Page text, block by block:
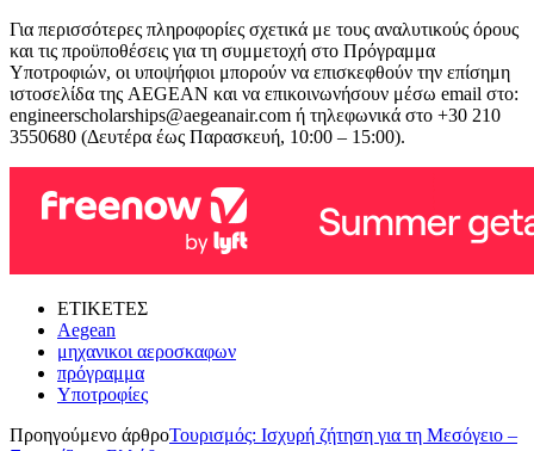
Για περισσότερες πληροφορίες σχετικά με τους αναλυτικούς όρους
και τις προϋποθέσεις για τη συμμετοχή στο Πρόγραμμα
Υποτροφιών, οι υποψήφιοι μπορούν να επισκεφθούν την επίσημη
ιστοσελίδα της AEGEAN και να επικοινωνήσουν μέσω email στο:
engineerscholarships@aegeanair.com ή τηλεφωνικά στο +30 210
3550680 (Δευτέρα έως Παρασκευή, 10:00 – 15:00).
ΕΤΙΚΕΤΕΣ
Aegean
μηχανικοι αεροσκαφων
πρόγραμμα
Υποτροφίες
Προηγούμενο άρθροΤουρισμός: Ισχυρή ζήτηση για τη Μεσόγειο –